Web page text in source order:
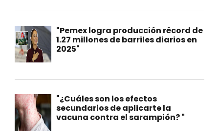
"Pemex logra producción récord de
1.27 millones de barriles diarios en
2025"
"¿Cuáles son los efectos
secundarios de aplicarte la
vacuna contra el sarampión? "